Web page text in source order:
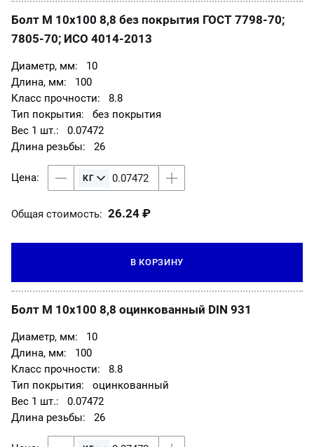
Болт М 10х100 8,8 без покрытия ГОСТ 7798-70;
7805-70; ИСО 4014-2013
10
100
8.8
без покрытия
0.07472
26
Общая стоимость: 26.24 ₽
В КОРЗИНУ
Болт М 10х100 8,8 оцинкованный DIN 931
10
100
8.8
оцинкованный
0.07472
26